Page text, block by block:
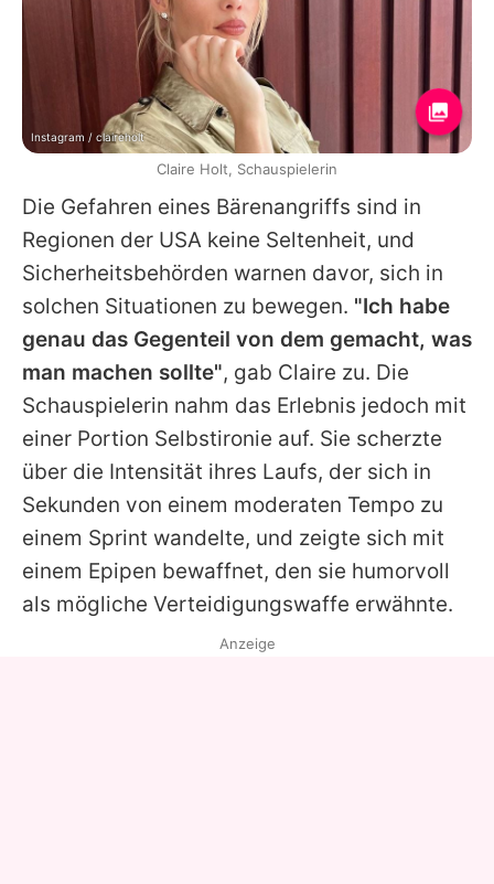
Die Gefahren eines Bärenangriffs sind in
Regionen der USA keine Seltenheit, und
Sicherheitsbehörden warnen davor, sich in
solchen Situationen zu bewegen. "Ich habe
genau das Gegenteil von dem gemacht, was
man machen sollte", gab Claire zu. Die
Schauspielerin nahm das Erlebnis jedoch mit
einer Portion Selbstironie auf. Sie scherzte
über die Intensität ihres Laufs, der sich in
Sekunden von einem moderaten Tempo zu
einem Sprint wandelte, und zeigte sich mit
einem Epipen bewaffnet, den sie humorvoll
als mögliche Verteidigungswaffe erwähnte.
Instagram / claireholt
Claire Holt, Schauspielerin
Anzeige